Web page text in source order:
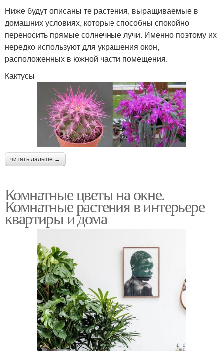
Ниже будут описаны те растения, выращиваемые в
домашних условиях, которые способны спокойно
переносить прямые солнечные лучи. Именно поэтому их
нередко используют для украшения окон,
расположенных в южной части помещения.
Кактусы
читать дальше →
Комнатные цветы на окне.
Комнатные растения в интерьере
квартиры и дома